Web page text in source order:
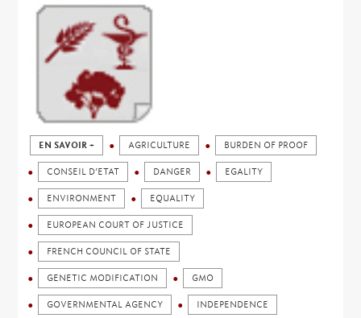
EN SAVOIR + AGRICULTURE BURDEN OF PROOF
CONSEIL D’ETAT DANGER EGALITY
ENVIRONMENT EQUALITY
EUROPEAN COURT OF JUSTICE
FRENCH COUNCIL OF STATE
GENETIC MODIFICATION GMO
GOVERNMENTAL AGENCY INDEPENDENCE